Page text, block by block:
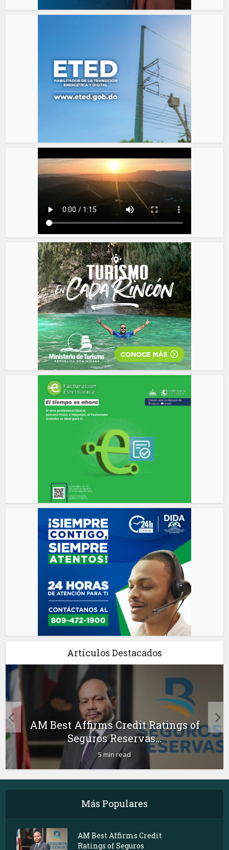
Artículos Destacados
AM Best Affirms Credit Ratings of
Seguros Reservas...
5 min read
Más Populares
AM Best Affirms Credit
Ratings of Seguros